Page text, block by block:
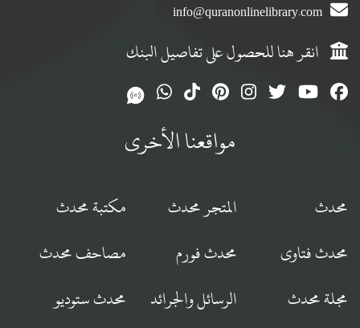
info@quranonlinelibrary.com
انقر هنا للحصول على تفاصيل البنك
مواقعنا الأخرى
محدث المتجر محدث
مكتبة محدث
محدث فتاوى
محدث فورم
مصاحف محدث
مجلة محدث
الرسائل والجرائد محدث ستوديو